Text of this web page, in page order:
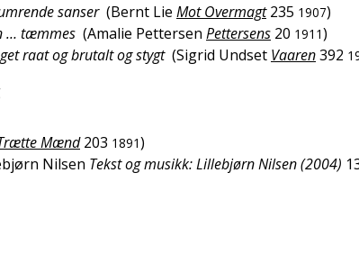
sanser (Bernt Lie Mot Overmagt 235 1907)
… tæmmes (Amalie Pettersen Pettersens 20 1911)
raat og brutalt og stygt (Sigrid Undset Vaaren392
Mænd 203 1891)
Nilsen Tekst og musikk: Lillebjørn Nilsen (2004)